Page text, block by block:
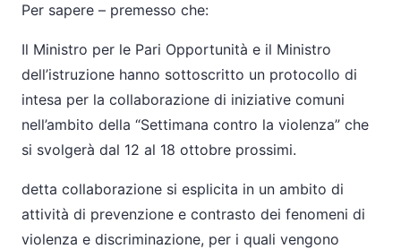
Per sapere – premesso che:
Il Ministro per le Pari Opportunità e il Ministro
dell’istruzione hanno sottoscritto un protocollo di
intesa per la collaborazione di iniziative comuni
nell’ambito della “Settimana contro la violenza” che
si svolgerà dal 12 al 18 ottobre prossimi.
detta collaborazione si esplicita in un ambito di
attività di prevenzione e contrasto dei fenomeni di
violenza e discriminazione, per i quali vengono